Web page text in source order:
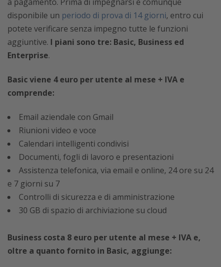
disponibile un periodo di prova di 14 giorni, entro cui
potete verificare senza impegno tutte le funzioni
aggiuntive. I piani sono tre: Basic, Business ed
Enterprise.
Basic viene 4 euro per utente al mese + IVA e
comprende:
Email aziendale con Gmail
Riunioni video e voce
Calendari intelligenti condivisi
Documenti, fogli di lavoro e presentazioni
Assistenza telefonica, via email e online, 24 ore su 24
e 7 giorni su 7
Controlli di sicurezza e di amministrazione
30 GB di spazio di archiviazione su cloud
Business costa 8 euro per utente al mese + IVA e,
oltre a quanto fornito in Basic, aggiunge: